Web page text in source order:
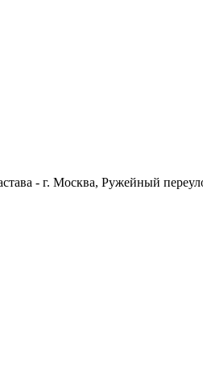
- г. Москва, Ружейный